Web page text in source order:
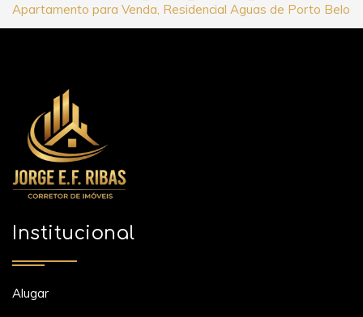
Apartamento para Venda, Residencial Aguas de Porto Belo
Institucional
Alugar